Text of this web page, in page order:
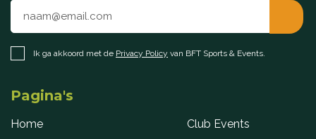
Ik ga akkoord met de Privacy Policy van BFT Sports & Events.
Pagina's
Home
Club Events